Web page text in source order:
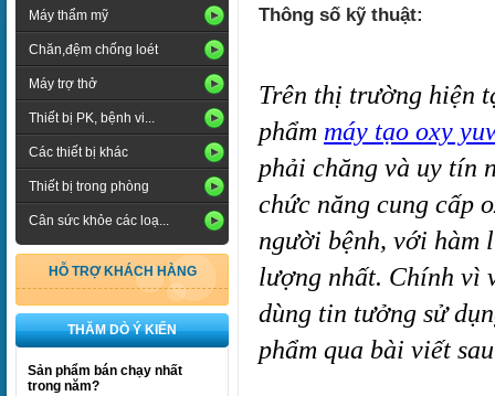
Máy thẩm mỹ
Chăn,đệm chống loét
Máy trợ thở
Thiết bị PK, bệnh vi...
Các thiết bị khác
Thiết bị trong phòng
Cân sức khỏe các loạ...
HỖ TRỢ KHÁCH HÀNG
THĂM DÒ Ý KIẾN
Sản phẩm bán chạy nhất
trong năm?
Thông số kỹ thuật:
Trên thị trường hiện
phẩm máy tạo oxy
phải chăng và uy tín
chức năng cung cấp
người bệnh, với hàm
lượng nhất. Chính vì
dùng tin tưởng sử
phẩm qua bài viết